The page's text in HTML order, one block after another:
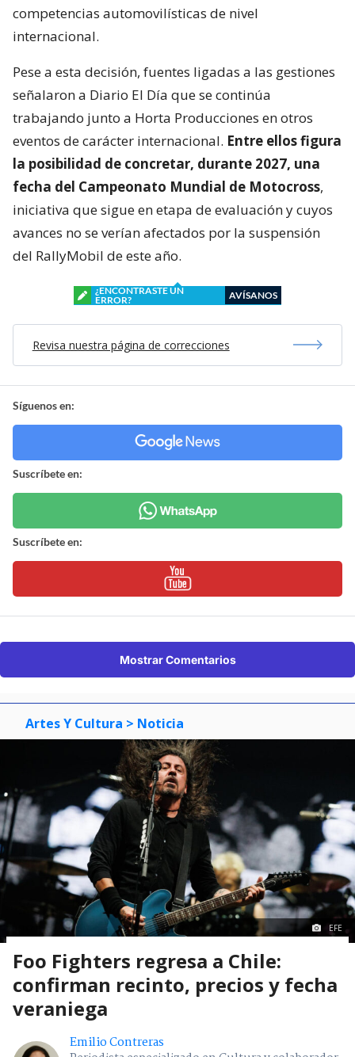
competencias automovilísticas de nivel
internacional.
Pese a esta decisión, fuentes ligadas a las gestiones
señalaron a Diario El Día que se continúa
trabajando junto a Horta Producciones en otros
eventos de carácter internacional. Entre ellos figura
la posibilidad de concretar, durante 2027, una
fecha del Campeonato Mundial de Motocross,
iniciativa que sigue en etapa de evaluación y cuyos
avances no se verían afectados por la suspensión
del RallyMobil de este año.
¿ENCONTRASTE UN
ERROR?
AVÍSANOS
Revisa nuestra página de correcciones
Síguenos en:
Suscríbete en:
Suscríbete en:
Mostrar Comentarios
Artes Y Cultura > Noticia
EFE
Foo Fighters regresa a Chile:
confirman recinto, precios y fecha
veraniega
Emilio Contreras